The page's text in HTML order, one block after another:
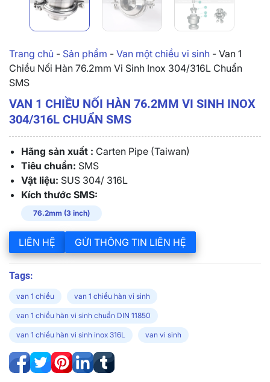
Trang chủ - Sản phẩm - Van một chiều vi sinh - Van 1
Chiều Nối Hàn 76.2mm Vi Sinh Inox 304/316L Chuẩn
SMS
VAN 1 CHIỀU NỐI HÀN 76.2MM VI SINH INOX
304/316L CHUẨN SMS
Hãng sản xuất : Carten Pipe (Taiwan)
Tiêu chuẩn: SMS
Vật liệu: SUS 304/ 316L
Kích thước SMS:
76.2mm (3 inch)
LIÊN HỆ GỬI THÔNG TIN LIÊN HỆ
Tags:
van 1 chiều van 1 chiều hàn vi sinh
van 1 chiều hàn vi sinh chuẩn DIN 11850
van 1 chiều hàn vi sinh inox 316L van vi sinh